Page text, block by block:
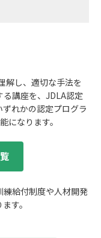
解し、適切な手法を
講座を、JDLA認定
れかの認定プログラ
になります。
給付制度や人材開発
す。